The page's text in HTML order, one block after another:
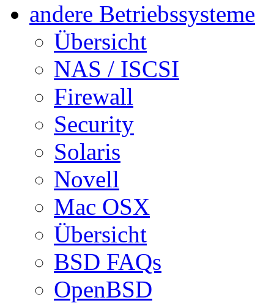
andere Betriebssysteme
Übersicht
NAS / ISCSI
Firewall
Security
Solaris
Novell
Mac OSX
Übersicht
BSD FAQs
OpenBSD